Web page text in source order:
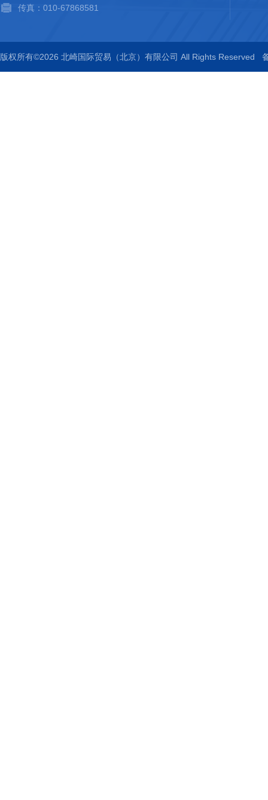
传真：010-67868581
版权所有©2026 北崎国际贸易（北京）有限公司 All Rights Reserved